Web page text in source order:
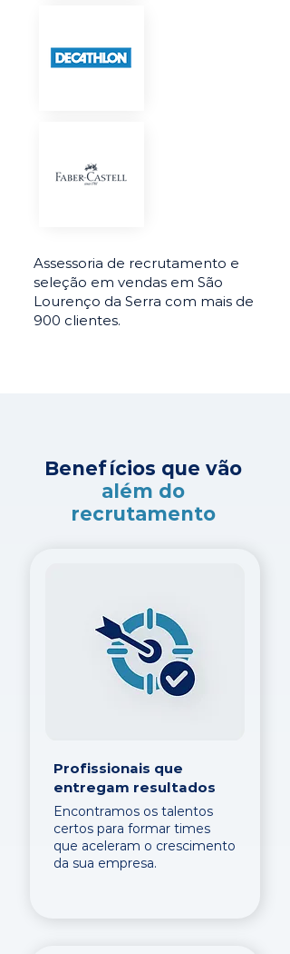
Assessoria de recrutamento e
seleção em vendas em São
Lourenço da Serra com mais de
900 clientes.
Benefícios que vão
além do
recrutamento
Profissionais que
entregam resultados
Encontramos os talentos
certos para formar times
que aceleram o crescimento
da sua empresa.